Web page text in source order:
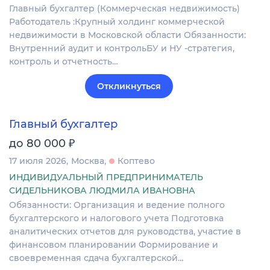
Главный бухгалтер (Коммерческая недвижимость)
Работодатель :Крупный холдинг коммерческой
недвижимости в Московской области Обязанности:
Внутренний аудит и контрольБУ и НУ -стратегия,
контроль и отчетность…
Откликнуться
Главный бухгалтер
до 80 000 ₽
17 июля 2026 Москва
Коптево
ИНДИВИДУАЛЬНЫЙ ПРЕДПРИНИМАТЕЛЬ
СИДЕЛЬНИКОВА ЛЮДМИЛА ИВАНОВНА
Обязанности: Организация и ведение полного
бухгалтерского и налогового учета Подготовка
аналитических отчетов для руководства, участие в
финансовом планировании Формирование и
своевременная сдача бухгалтерской…